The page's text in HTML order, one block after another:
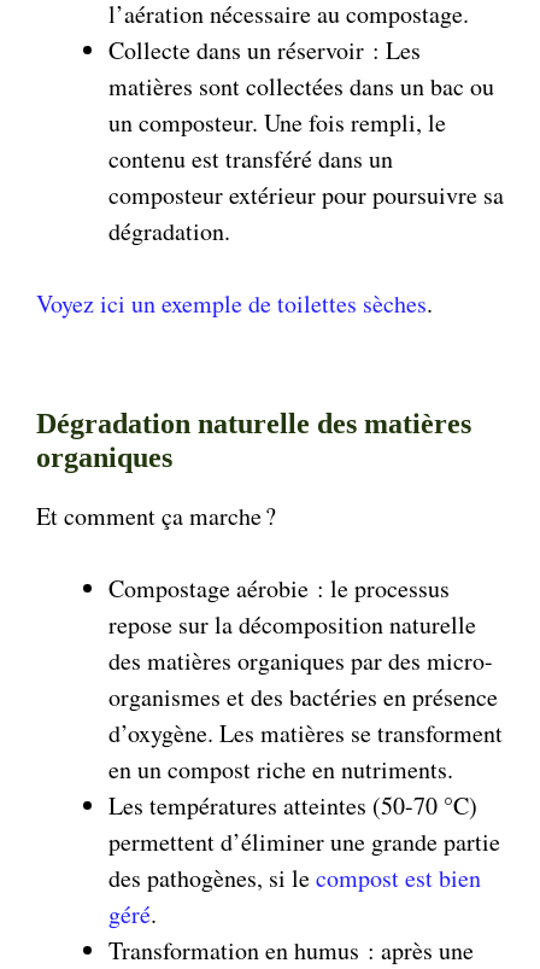
l’aération nécessaire au compostage.
Collecte dans un réservoir : Les
matières sont collectées dans un bac ou
un composteur. Une fois rempli, le
contenu est transféré dans un
composteur extérieur pour poursuivre sa
dégradation.
Voyez ici un exemple de toilettes sèches.
Dégradation naturelle des matières
organiques
Et comment ça marche ?
Compostage aérobie : le processus
repose sur la décomposition naturelle
des matières organiques par des micro-
organismes et des bactéries en présence
d’oxygène. Les matières se transforment
en un compost riche en nutriments.
Les températures atteintes (50-70 °C)
permettent d’éliminer une grande partie
des pathogènes, si lecompost est bien
géré.
Transformation en humus : après une